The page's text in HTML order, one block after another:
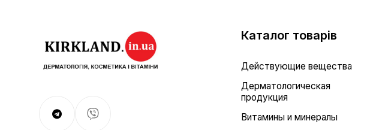
Каталог товарів
Действующие вещества
Дерматологическая
продукция
Витамины и минералы